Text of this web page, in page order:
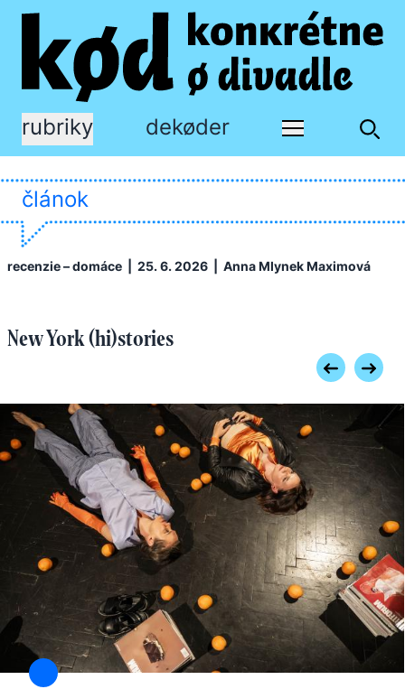
rubriky dekøder
článok
recenzie – domáce | 25. 6. 2026 | Anna Mlynek Maximová
New York (hi)stories